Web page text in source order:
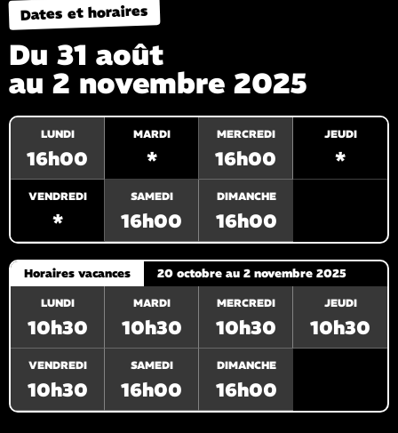
Dates et horaires
Du 31 août
au 2 novembre 2025
LUNDI
16h00
MARDI
*
MERCREDI
16h00
JEUDI
*
VENDREDI
*
SAMEDI
16h00
DIMANCHE
16h00
Horaires vacances 20 octobre au 2 novembre 2025
LUNDI
10h30
MARDI
10h30
MERCREDI
10h30
JEUDI
10h30
VENDREDI
10h30
SAMEDI
16h00
DIMANCHE
16h00